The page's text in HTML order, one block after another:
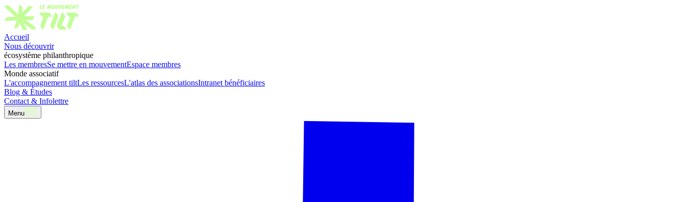
Accueil
Nous découvrir
écosystème philanthropique
Les membresSe mettre en mouvementEspace membres
Monde associatif
L'accompagnement tiltLes ressourcesL'atlas des associationsIntranet bénéficiaires
Blog & Études
Contact & Infolettre
Menu